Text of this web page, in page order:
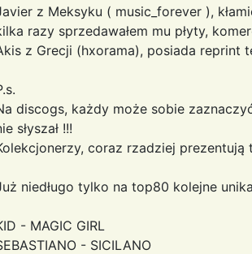
z Meksyku ( music_forever ),
razy sprzedawałem mu płyty,
z Grecji (hxorama), posiada reprint
discogs, każdy może sobie
słyszał !!!
coraz rzadziej prezentują
niedługo tylko na top80 kolejne
- MAGIC GIRL
- SICILANO